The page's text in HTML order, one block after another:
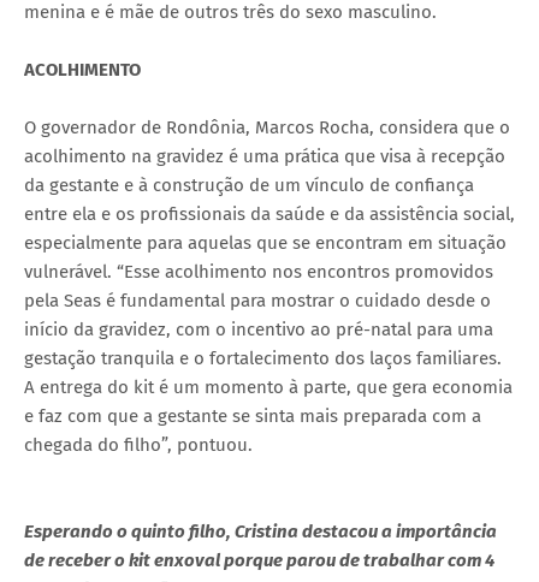
menina e é mãe de outros três do sexo masculino.
ACOLHIMENTO
O governador de Rondônia, Marcos Rocha, considera que o
acolhimento na gravidez é uma prática que visa à recepção
da gestante e à construção de um vínculo de confiança
entre ela e os profissionais da saúde e da assistência social,
especialmente para aquelas que se encontram em situação
vulnerável. “Esse acolhimento nos encontros promovidos
pela Seas é fundamental para mostrar o cuidado desde o
início da gravidez, com o incentivo ao pré-natal para uma
gestação tranquila e o fortalecimento dos laços familiares.
A entrega do kit é um momento à parte, que gera economia
e faz com que a gestante se sinta mais preparada com a
chegada do filho”, pontuou.
Esperando o quinto filho, Cristina destacou a importância
de receber o kit enxoval porque parou de trabalhar com 4